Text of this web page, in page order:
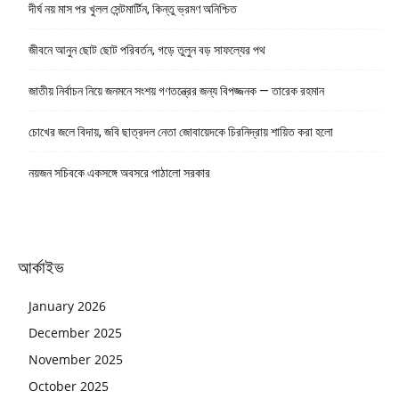
দীর্ঘ নয় মাস পর খুলল সেন্টমার্টিন, কিন্তু ভ্রমণ অনিশ্চিত
জীবনে আনুন ছোট ছোট পরিবর্তন, গড়ে তুলুন বড় সাফল্যের পথ
জাতীয় নির্বাচন নিয়ে জনমনে সংশয় গণতন্ত্রের জন্য বিপজ্জনক — তারেক রহমান
চোখের জলে বিদায়, জবি ছাত্রদল নেতা জোবায়েদকে চিরনিদ্রায় শায়িত করা হলো
নয়জন সচিবকে একসঙ্গে অবসরে পাঠালো সরকার
আর্কাইভ
January 2026
December 2025
November 2025
October 2025